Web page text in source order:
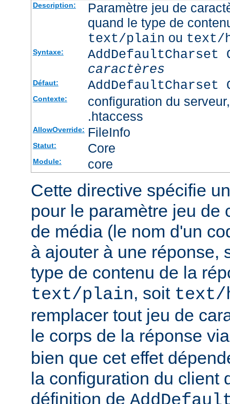
Description:
Paramètre jeu de
quand le type de
text/plain ou text/
Syntaxe:
AddDefaultCharset
caractères
Défaut: AddDefaultCharset
Contexte:
configuration du
.htaccess
AllowOverride: FileInfo
Statut: Core
Module: core
Cette directive spécifie
pour le paramètre jeu de
de média (le nom d'un
à ajouter à une réponse,
type de contenu de la
text/plain, soit text/
remplacer tout jeu de
le corps de la réponse
bien que cet effet
la configuration du client
définition de